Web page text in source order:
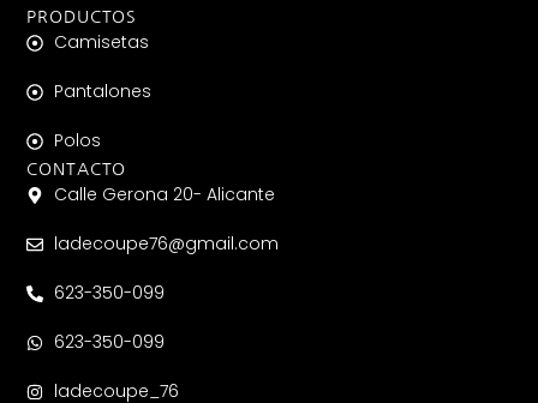
PRODUCTOS
Camisetas
Pantalones
Polos
CONTACTO
Calle Gerona 20- Alicante
ladecoupe76@gmail.com
623-350-099
623-350-099
ladecoupe_76